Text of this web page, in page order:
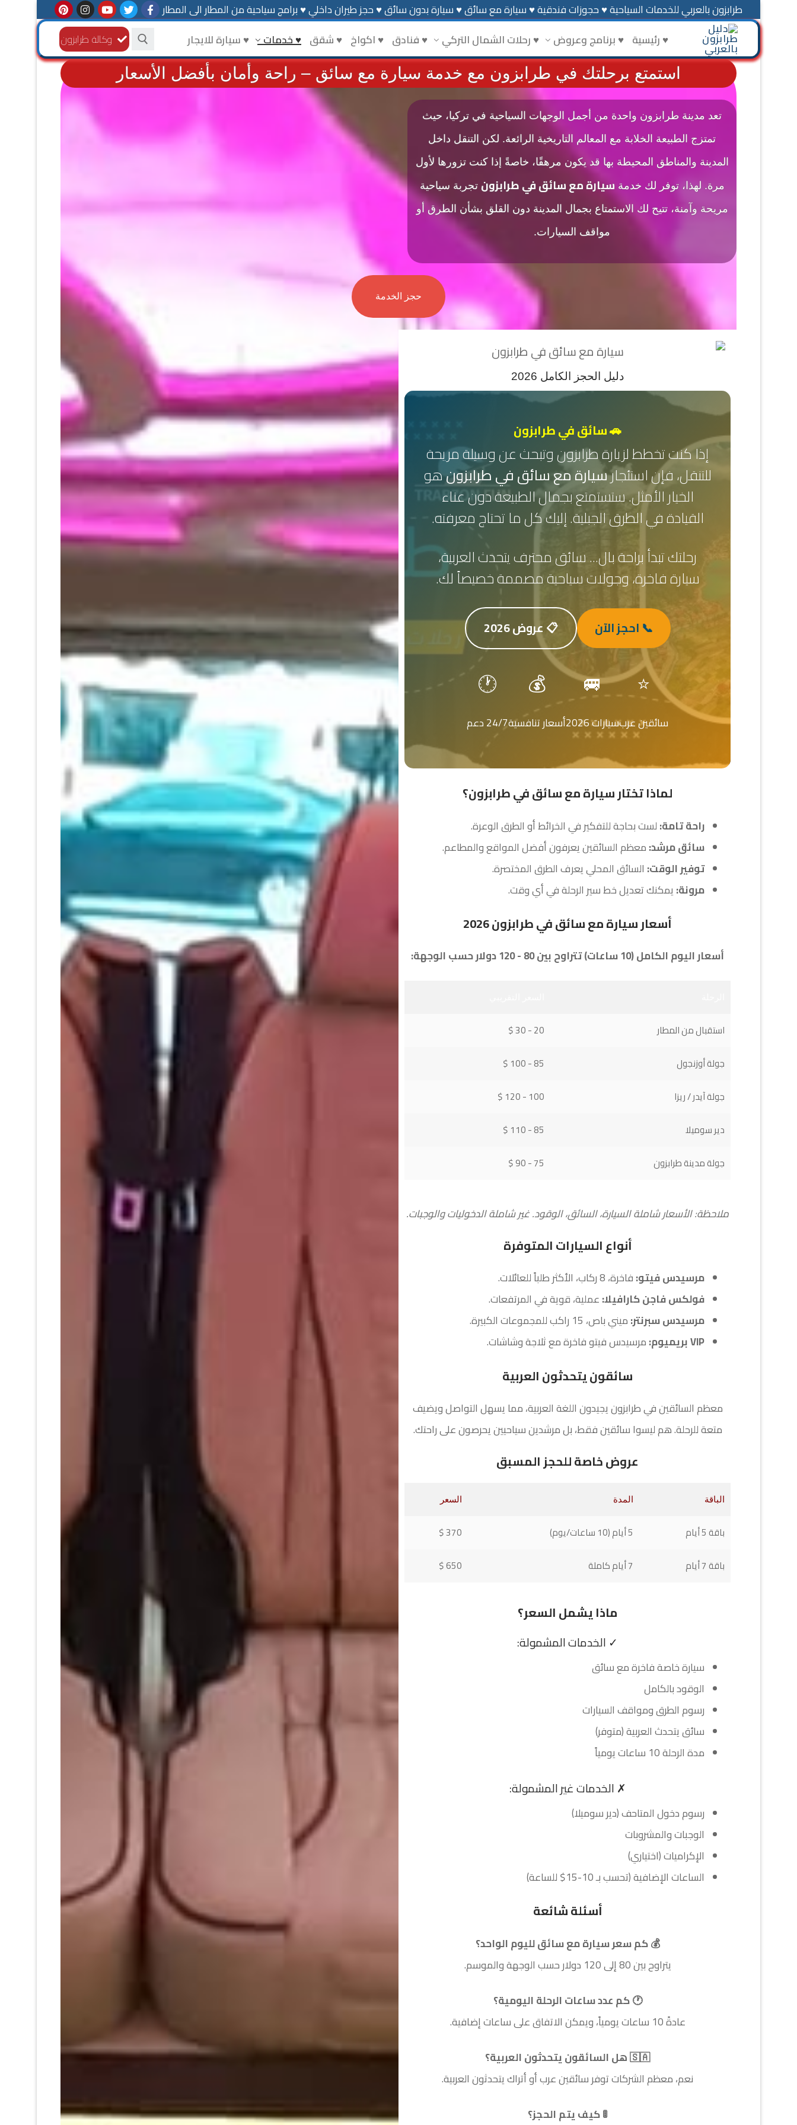
طرابزون بالعربي للخدمات السياحية ♥ حجوزات فندقية ♥ سيارة مع سائق ♥ سيارة بدون سائق ♥ حجز طيران داخلي ♥ برامج سياحية من المطار الى المطار
♥ رئيسية ♥ برنامج وعروض ♥ رحلات الشمال التركي ♥ فنادق ♥ اكواخ ♥ شقق ♥ خدمات ♥ سيارة للايجار وكالة طرابزون
استمتع برحلتك في طرابزون مع خدمة سيارة مع سائق – راحة وأمان بأفضل الأسعار
تعد مدينة طرابزون واحدة من أجمل الوجهات السياحية في تركيا، حيث
تمتزج الطبيعة الخلابة مع المعالم التاريخية الرائعة. لكن التنقل داخل
المدينة والمناطق المحيطة بها قد يكون مرهقًا، خاصةً إذا كنت تزورها لأول
مرة. لهذا، توفر لك خدمة سيارة مع سائق في طرابزون تجربة سياحية
مريحة وآمنة، تتيح لك الاستمتاع بجمال المدينة دون القلق بشأن الطرق أو
مواقف السيارات.
حجز الخدمة
دليل الحجز الكامل 2026
🚗 سائق في طرابزون
إذا كنت تخطط لزيارة طرابزون وتبحث عن وسيلة مريحة
للتنقل، فإن استئجارسيارة مع سائق في طرابزونهو
الخيار الأمثل. ستستمتع بجمال الطبيعة دون عناء
القيادة في الطرق الجبلية. إليك كل ما تحتاج معرفته.
رحلتك تبدأ براحة بال... سائق محترف يتحدث العربية،
سيارة فاخرة، وجولات سياحية مصممة خصيصاً لك.
📞 احجز الآن 📋 عروض 2026
⭐
سائقين عرب
🚐
سيارات 2026
💰
أسعار تنافسية
🕐
24/7 دعم
لماذا تختار سيارة مع سائق في طرابزون؟
راحة تامة:لست بحاجة للتفكير في الخرائط أو الطرق الوعرة.
سائق مرشد:معظم السائقين يعرفون أفضل المواقع والمطاعم.
توفير الوقت: السائق المحلي يعرف الطرق المختصرة.
مرونة:يمكنك تعديل خط سير الرحلة في أي وقت.
أسعار سيارة مع سائق في طرابزون 2026
أسعار اليوم الكامل (10 ساعات) تتراوح بين 80 - 120 دولار حسب الوجهة:
استقبال من المطار
20 - 30 $
جولة أوزنجول
85 - 100 $
جولة آيدر / ريزا
100 - 120 $
دير سوميلا
85 - 110 $
جولة مدينة طرابزون
75 - 90 $
ملاحظة: الأسعار شاملة السيارة، السائق، الوقود. غير شاملة الدخوليات والوجبات.
أنواع السيارات المتوفرة
مرسيدس فيتو:فاخرة، 8 ركاب، الأكثر طلباً للعائلات.
فولكس فاجن كارافيلا:عملية، قوية في المرتفعات.
مرسيدس سبرنتر:ميني باص، 15 راكب للمجموعات الكبيرة.
VIP بريميوم:
مرسيدس فيتو فاخرة مع ثلاجة وشاشات.
سائقون يتحدثون العربية
معظم السائقين في طرابزون يجيدون اللغة العربية، مما يسهل التواصل ويضيف
متعة للرحلة. هم ليسوا سائقين فقط، بل مرشدين سياحيين يحرصون على راحتك.
عروض خاصة للحجز المسبق
الباقة المدة السعر
باقة 5 أيام 5 أيام (10 ساعات/يوم)
370 $
باقة 7 أيام
7 أيام كاملة 650 $
ماذا يشمل السعر؟
✓ الخدمات المشمولة:
سيارة خاصة فاخرة مع سائق
الوقود بالكامل
رسوم الطرق ومواقف السيارات
سائق يتحدث العربية (متوفر)
مدة الرحلة 10 ساعات يومياً
✗ الخدمات غير المشمولة:
رسوم دخول المتاحف (دير سوميلا)
الوجبات والمشروبات
الإكراميات (اختياري)
الساعات الإضافية (تحسب بـ 10-15$ للساعة)
أسئلة شائعة
💰 كم سعر سيارة مع سائق لليوم الواحد؟
يتراوح بين 80 إلى 120 دولار حسب الوجهة والموسم.
🕐 كم عدد ساعات الرحلة اليومية؟
عادةً 10 ساعات يومياً، ويمكن الاتفاق على ساعات إضافية.
🇸🇦 هل السائقون يتحدثون العربية؟
نعم، معظم الشركات توفر سائقين عرب أو أتراك يتحدثون العربية.
🚦 كيف يتم الحجز؟